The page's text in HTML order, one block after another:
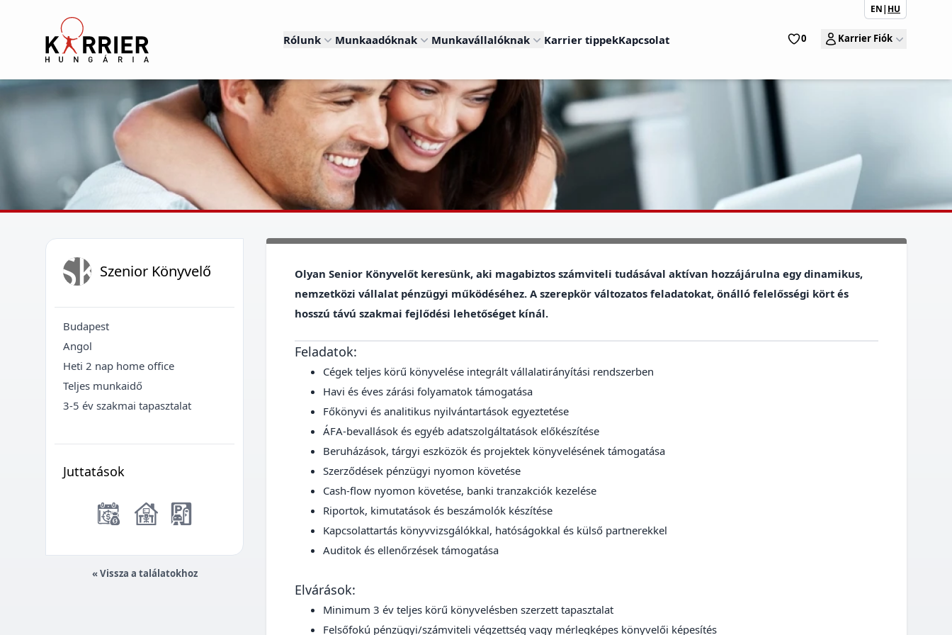
Karrier Hungária
Rólunk Munkaadóknak Munkavállalóknak Karrier tippekKapcsolat
EN| HU
0 Karrier Fiók
SK Szenior Könyvelő
Budapest
Angol
Heti 2 nap home office
Teljes munkaidő
3-5 év szakmai tapasztalat
Juttatások
« Vissza a találatokhoz
Olyan Senior Könyvelőt keresünk, aki magabiztos számviteli tudásával aktívan hozzájárulna egy dinamikus,
nemzetközi vállalat pénzügyi működéséhez. A szerepkör változatos feladatokat, önálló felelősségi kört és
hosszú távú szakmai fejlődési lehetőséget kínál.
Feladatok:
Cégek teljes körű könyvelése integrált vállalatirányítási rendszerben
Havi és éves zárási folyamatok támogatása
Főkönyvi és analitikus nyilvántartások egyeztetése
ÁFA-bevallások és egyéb adatszolgáltatások előkészítése
Beruházások, tárgyi eszközök és projektek könyvelésének támogatása
Szerződések pénzügyi nyomon követése
Cash-flow nyomon követése, banki tranzakciók kezelése
Riportok, kimutatások és beszámolók készítése
Kapcsolattartás könyvvizsgálókkal, hatóságokkal és külső partnerekkel
Auditok és ellenőrzések támogatása
Elvárások:
Minimum 3 év teljes körű könyvelésben szerzett tapasztalat
Felsőfokú pénzügyi/számviteli végzettség vagy mérlegképes könyvelői képesítés